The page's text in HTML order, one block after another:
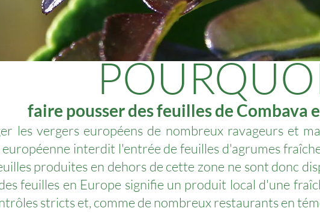
faire pousser des feuilles de Combava
les vergers européens de nombreux ravageurs et
interdit l'entrée de feuilles d'agrumes
produites en dehors de cette zone ne sont donc
feuilles en Europe signifie un produit local d'une
stricts et, comme de nombreux restaurants en